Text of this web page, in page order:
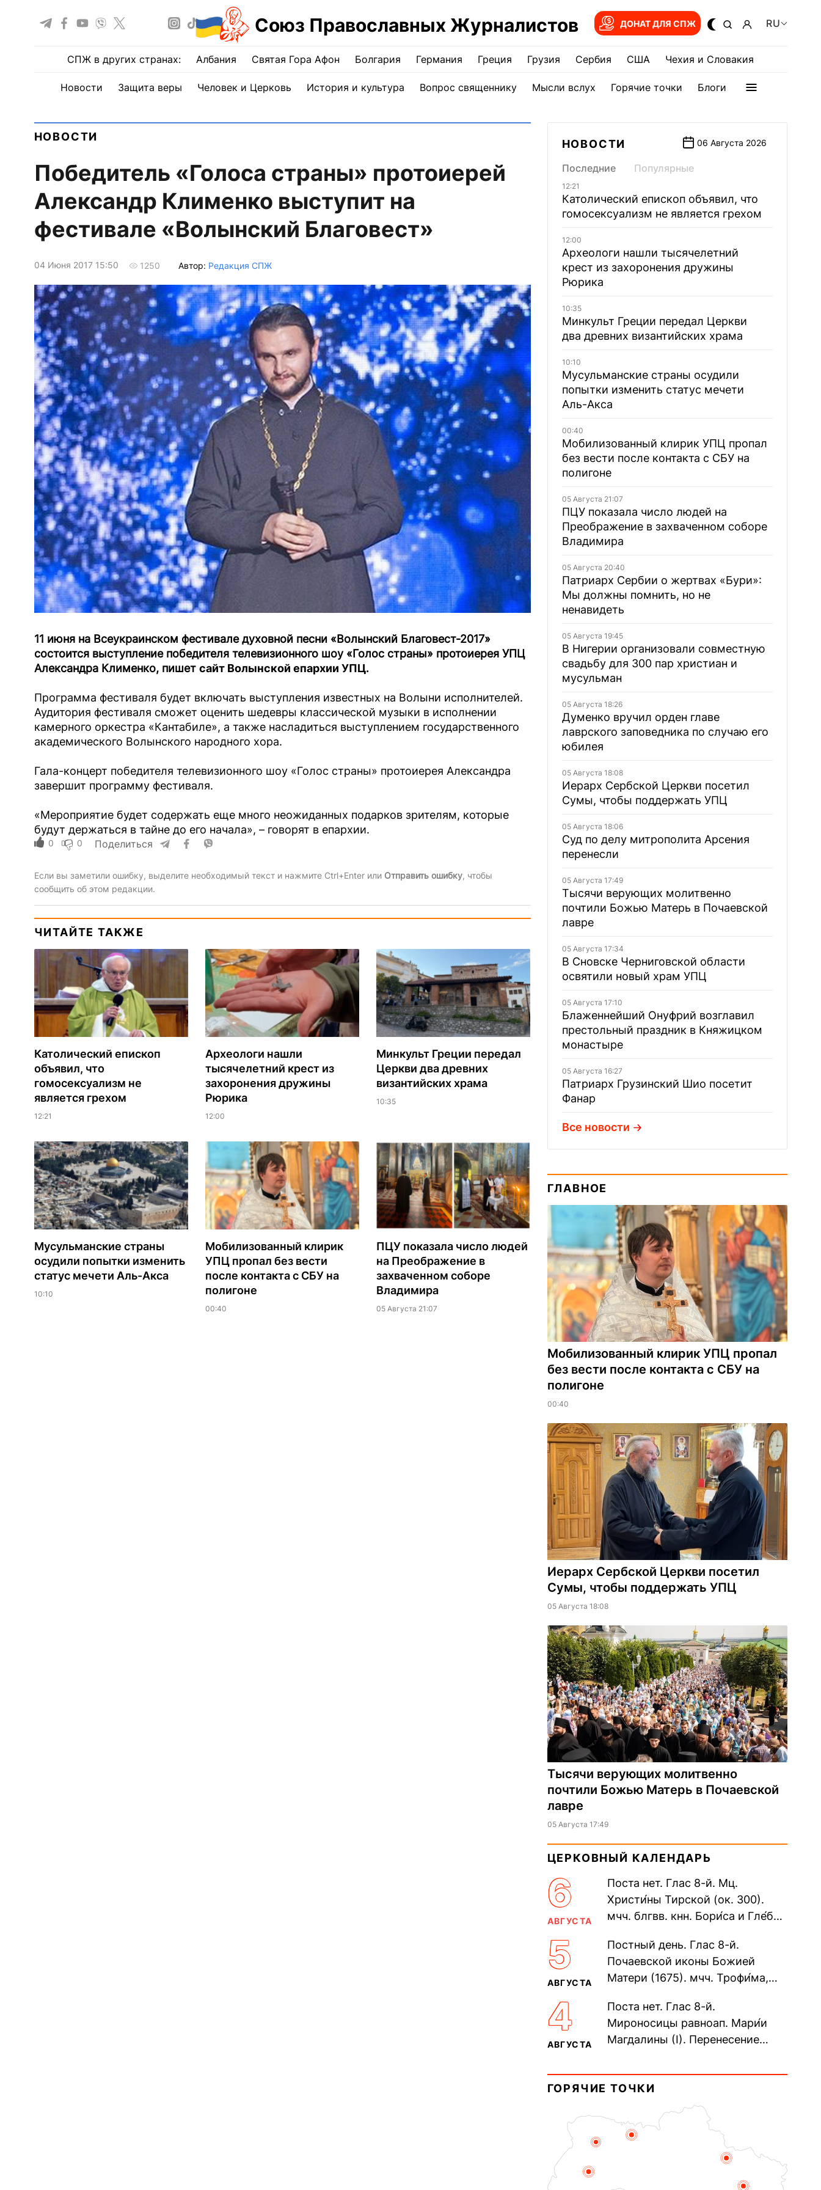
Союз Православных Журналистов ДОНАТ ДЛЯ СПЖ RU
СПЖ в других странах: Албания Святая Гора Афон Болгария Германия Греция Грузия Сербия США Чехия и Словакия
Новости Защита веры Человек и Церковь История и культура Вопрос священнику Мысли вслух Горячие точки Блоги
НОВОСТИ
Победитель «Голоса страны» протоиерей
Александр Клименко выступит на
фестивале «Волынский Благовест»
04 Июня 2017 15:50 1250 Автор: Редакция СПЖ
11 июня на Всеукраинском фестивале духовной песни «Волынский Благовест-2017»
состоится выступление победителя телевизионного шоу «Голос страны» протоиерея УПЦ
Александра Клименко, пишет сайт Волынской епархии УПЦ.
Программа фестиваля будет включать выступления известных на Волыни исполнителей.
Аудитория фестиваля сможет оценить шедевры классической музыки в исполнении
камерного оркестра «Кантабиле», а также насладиться выступлением государственного
академического Волынского народного хора.
Гала-концерт победителя телевизионного шоу «Голос страны» протоиерея Александра
завершит программу фестиваля.
«Мероприятие будет содержать еще много неожиданных подарков зрителям, которые
будут держаться в тайне до его начала», – говорят в епархии.
0 0 Поделиться
Если вы заметили ошибку, выделите необходимый текст и нажмите Ctrl+Enter или Отправить ошибку, чтобы
сообщить об этом редакции.
ЧИТАЙТЕ ТАКЖЕ
Католический епископ
объявил, что
гомосексуализм не
является грехом
12:21
Археологи нашли
тысячелетний крест из
захоронения дружины
Рюрика
12:00
Минкульт Греции передал
Церкви два древних
византийских храма
10:35
Мусульманские страны
осудили попытки изменить
статус мечети Аль-Акса
10:10
Мобилизованный клирик
УПЦ пропал без вести
после контакта с СБУ на
полигоне
00:40
ПЦУ показала число людей
на Преображение в
захваченном соборе
Владимира
05 Августа 21:07
НОВОСТИ 06 Августа 2026
Последние Популярные
12:21
Католический епископ объявил, что
гомосексуализм не является грехом
12:00
Археологи нашли тысячелетний
крест из захоронения дружины
Рюрика
10:35
Минкульт Греции передал Церкви
два древних византийских храма
10:10
Мусульманские страны осудили
попытки изменить статус мечети
Аль-Акса
00:40
Мобилизованный клирик УПЦ пропал
без вести после контакта с СБУ на
полигоне
05 Августа 21:07
ПЦУ показала число людей на
Преображение в захваченном соборе
Владимира
05 Августа 20:40
Патриарх Сербии о жертвах «Бури»:
Мы должны помнить, но не
ненавидеть
05 Августа 19:45
В Нигерии организовали совместную
свадьбу для 300 пар христиан и
мусульман
05 Августа 18:26
Думенко вручил орден главе
лаврского заповедника по случаю его
юбилея
05 Августа 18:08
Иерарх Сербской Церкви посетил
Сумы, чтобы поддержать УПЦ
05 Августа 18:06
Суд по делу митрополита Арсения
перенесли
05 Августа 17:49
Тысячи верующих молитвенно
почтили Божью Матерь в Почаевской
лавре
05 Августа 17:34
В Сновске Черниговской области
освятили новый храм УПЦ
05 Августа 17:10
Блаженнейший Онуфрий возглавил
престольный праздник в Княжицком
монастыре
05 Августа 16:27
Патриарх Грузинский Шио посетит
Фанар
Все новости
ГЛАВНОЕ
Мобилизованный клирик УПЦ пропал
без вести после контакта с СБУ на
полигоне
00:40
Иерарх Сербской Церкви посетил
Сумы, чтобы поддержать УПЦ
05 Августа 18:08
Тысячи верующих молитвенно
почтили Божью Матерь в Почаевской
лавре
05 Августа 17:49
ЦЕРКОВНЫЙ КАЛЕНДАРЬ
6
АВГУСТА
Поста нет. Глас 8-й. Мц.
Христи́ны Тирской (ок. 300).
мчч. блгвв. кнн. Бори́са и Гле́ба,
Дави́да (1015). Прп....
5
АВГУСТА
Постный день. Глас 8-й.
Почаевской иконы Божией
Матери (1675). мчч. Трофи́ма,
мучеников (284–305). прав.
воина Фео́дора...
4
АВГУСТА
Поста нет. Глас 8-й.
Мироносицы равноап. Мари́и
Магдалины (I). Перенесение
Синопского (403–404). Прп.
Корни́лия...
ГОРЯЧИЕ ТОЧКИ